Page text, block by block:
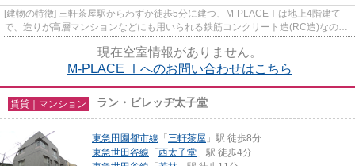
[建物の特徴] 三軒茶屋駅からわずか徒歩5分に建つ、M-PLACEⅠは地上4階建て
で、造りが高層マンションなどにも用いられる鉄筋コンクリート造(RC造)なの
で、耐震性、耐火性、防音性に優れ...
現在空室情報がありません。
M-PLACE Ⅰへのお問い合わせはこちら
賃貸｜マンション ラン・ビレッヂ太子堂
東急田園都市線 「三軒茶屋 」駅 徒歩8分
東急世田谷線 「西太子堂 」駅 徒歩4分